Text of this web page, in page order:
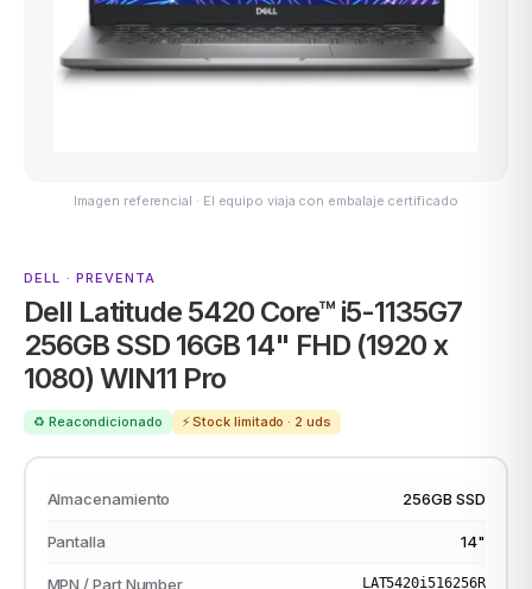
ACER
Imagen referencial · El equipo viaja con embalaje certificado
DELL · PREVENTA
Dell Latitude 5420 Core™ i5-1135G7
256GB SSD 16GB 14" FHD (1920 x
1080) WIN11 Pro
♻️ Reacondicionado ⚡ Stock limitado · 2 uds
Almacenamiento 256GB SSD
Pantalla 14"
MPN / Part Number LAT5420i516256R